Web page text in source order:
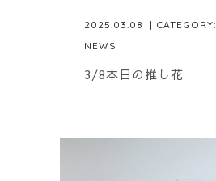
2025.03.08 | CATEGORY:
NEWS
3/8本日の推し花